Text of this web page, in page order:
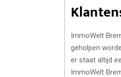
ImmoWelt
geholpen
er staat altijd
ImmoWelt